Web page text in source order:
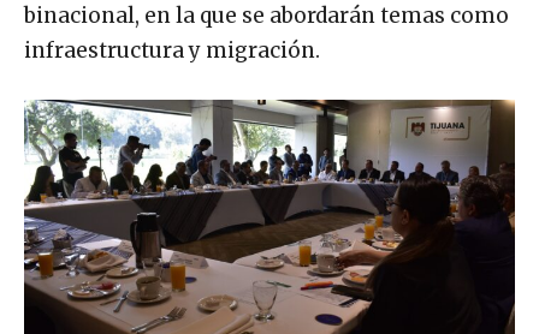
binacional, en la que se abordarán temas como
infraestructura y migración.